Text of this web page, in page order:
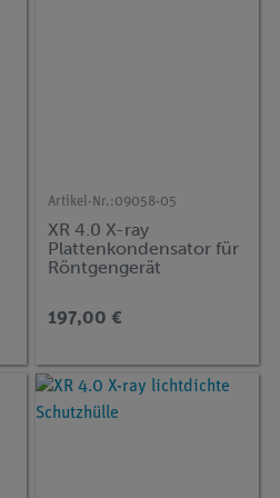
Artikel-Nr.:09058-05
XR 4.0 X-ray
Plattenkondensator für
Röntgengerät
197,00 €